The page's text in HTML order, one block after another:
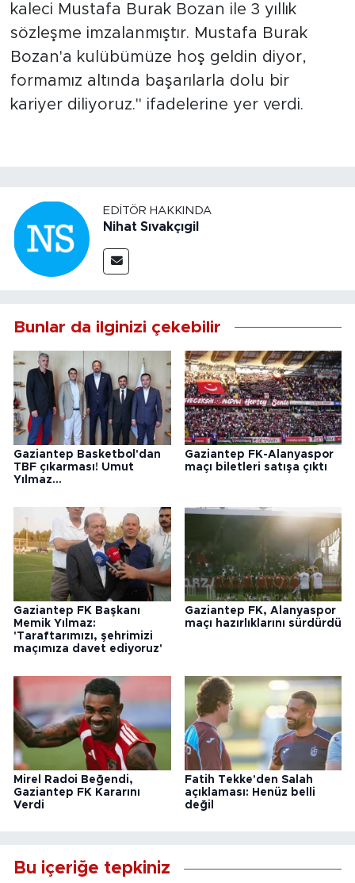
kaleci Mustafa Burak Bozan ile 3 yıllık
sözleşme imzalanmıştır. Mustafa Burak
Bozan'a kulübümüze hoş geldin diyor,
formamız altında başarılarla dolu bir
kariyer diliyoruz." ifadelerine yer verdi.
EDITÖR HAKKINDA
Nihat Sıvakçıgil
Bunlar da ilginizi çekebilir
Gaziantep Basketbol'dan
TBF çıkarması! Umut
Yılmaz...
Gaziantep FK-Alanyaspor
maçı biletleri satışa çıktı
Gaziantep FK Başkanı
Memik Yılmaz:
'Taraftarımızı, şehrimizi
maçımıza davet ediyoruz'
Gaziantep FK, Alanyaspor
maçı hazırlıklarını sürdürdü
Mirel Radoi Beğendi,
Gaziantep FK Kararını
Verdi
Fatih Tekke'den Salah
açıklaması: Henüz belli
değil
Bu içeriğe tepkiniz